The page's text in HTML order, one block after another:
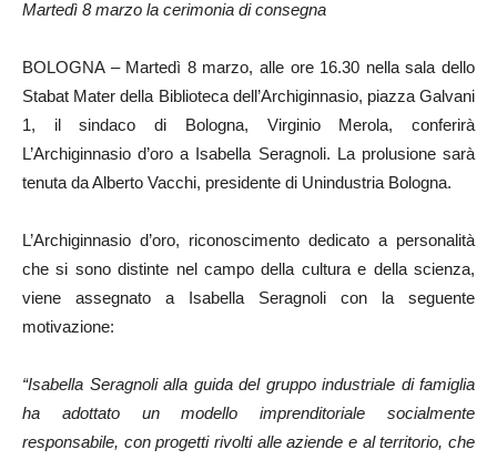
Martedì 8 marzo la cerimonia di consegna
BOLOGNA – Martedì 8 marzo, alle ore 16.30 nella sala dello
Stabat Mater della Biblioteca dell’Archiginnasio, piazza Galvani
1, il sindaco di Bologna, Virginio Merola, conferirà
L’Archiginnasio d’oro a Isabella Seragnoli. La prolusione sarà
tenuta da Alberto Vacchi, presidente di Unindustria Bologna.
L’Archiginnasio d’oro, riconoscimento dedicato a personalità
che si sono distinte nel campo della cultura e della scienza,
viene assegnato a Isabella Seragnoli con la seguente
motivazione:
“Isabella Seragnoli alla guida del gruppo industriale di famiglia
ha adottato un modello imprenditoriale socialmente
responsabile, con progetti rivolti alle aziende e al territorio, che